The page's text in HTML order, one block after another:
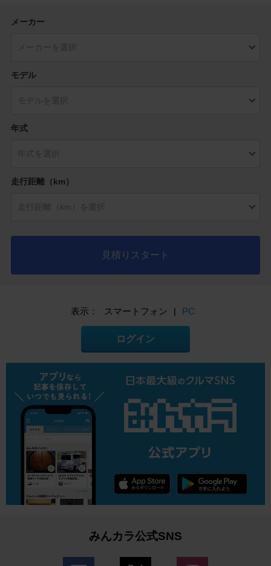
メーカー
モデル
年式
走行距離（km）
見積りスタート
表示： スマートフォン | PC
ログイン
みんカラ公式SNS